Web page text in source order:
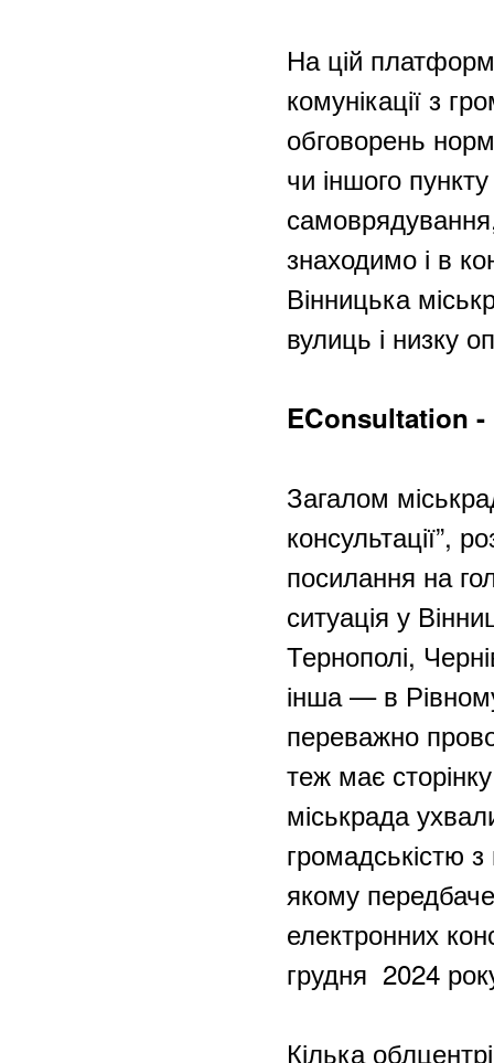
На цій
комунікації з
обговорень
чи іншого
знаходимо і в
Вінницька
вулиць і низку
EConsultation
Загалом
консультації”,
посилання на
ситуація у
Тернополі,
інша — в
переважно
теж має
міськрада
громадськістю
якому
електронних
грудня 2024
Кілька